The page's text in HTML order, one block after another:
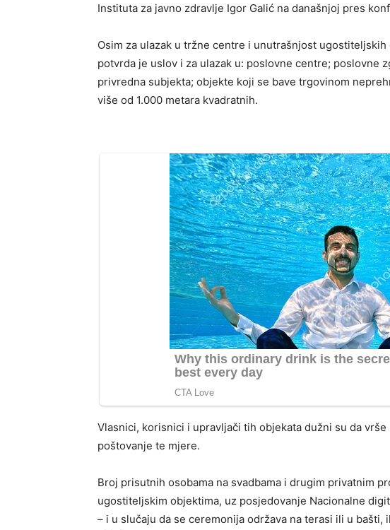
Instituta za javno zdravlje Igor Galić na današnjoj pres
Osim za ulazak u tržne centre i unutrašnjost
potvrda je uslov i za ulazak u: poslovne centre; poslovne
privredna subjekta; objekte koji se bave trgovinom
više od 1.000 metara kvadratnih.
Vlasnici, korisnici i upravljači tih objekata dužni su da
poštovanje te mjere.
Broj prisutnih osobama na svadbama i drugim privatnim
ugostiteljskim objektima, uz posjedovanje Nacionalne
– i u slučaju da se ceremonija održava na terasi ili u